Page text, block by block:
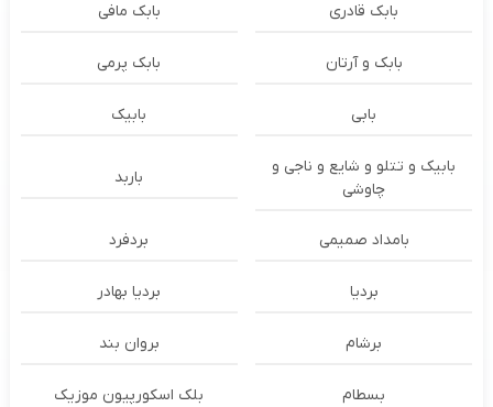
بابک قادری بابک مافی
بابک و آرتان بابک پرمی
بابی بابیک
بابیک و تتلو و شایع و ناجی و
چاوشی
باربد
بامداد صمیمی بردفرد
بردیا بردیا بهادر
برشام بروان بند
بسطام بلک اسکورپیون موزیک